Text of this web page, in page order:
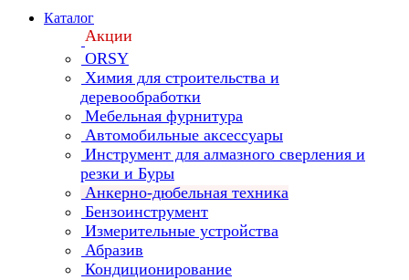
Каталог
Акции
ORSY
Химия для строительства и
деревообработки
Мебельная фурнитура
Автомобильные аксессуары
Инструмент для алмазного сверления и
резки и Буры
Анкерно-дюбельная техника
Бензоинструмент
Измерительные устройства
Абразив
Кондиционирование